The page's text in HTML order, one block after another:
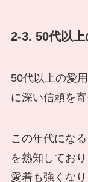
2-3. 50代以
50代以上の愛
に深い信頼を寄
この年代にな
を熟知してお
愛着も強くなり